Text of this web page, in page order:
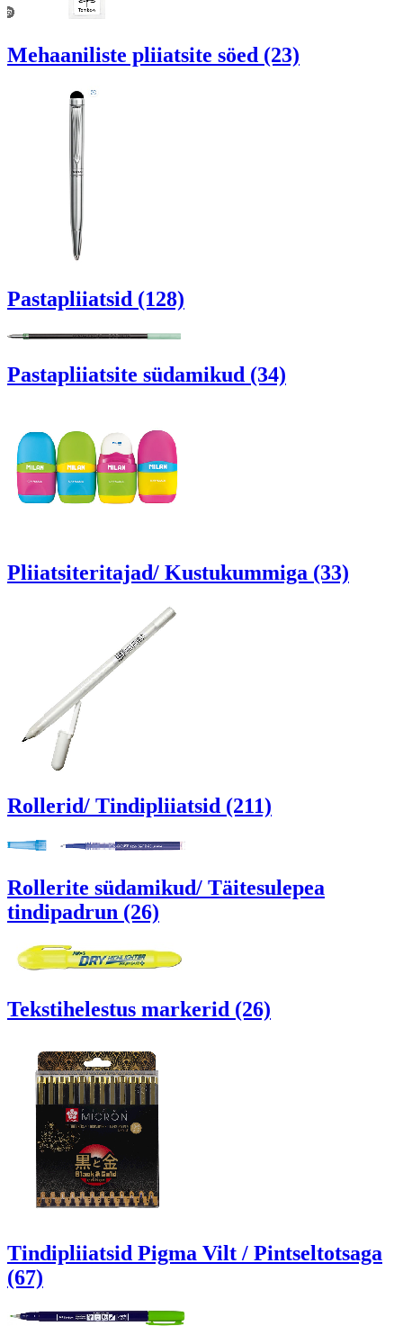
Mehaaniliste pliiatsite söed (23)
Pastapliiatsid (128)
Pastapliiatsite südamikud (34)
Pliiatsiteritajad/ Kustukummiga (33)
Rollerid/ Tindipliiatsid (211)
Rollerite südamikud/ Täitesulepea
tindipadrun (26)
Tekstihelestus markerid (26)
Tindipliiatsid Pigma Vilt / Pintseltotsaga
(67)